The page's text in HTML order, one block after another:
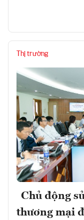
Thị trường
Chủ động
thương mại